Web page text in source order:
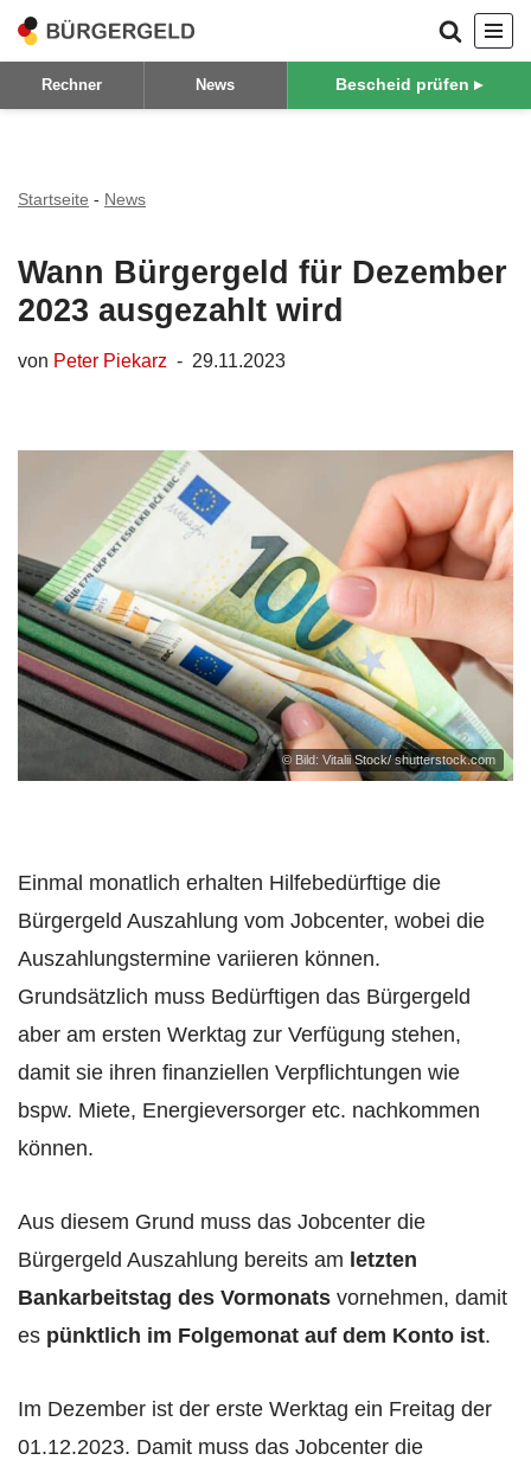
Zum
Inhalt
Rechner News Bescheid prüfen ▸
Startseite - News
Wann Bürgergeld für Dezember
2023 ausgezahlt wird
von Peter Piekarz 29.11.2023
© Bild: Vitalii Stock/ shutterstock.com
Einmal monatlich erhalten Hilfebedürftige die
Bürgergeld Auszahlung vom Jobcenter, wobei die
Auszahlungstermine variieren können.
Grundsätzlich muss Bedürftigen das Bürgergeld
aber am ersten Werktag zur Verfügung stehen,
damit sie ihren finanziellen Verpflichtungen wie
bspw. Miete, Energieversorger etc. nachkommen
können.
Aus diesem Grund muss das Jobcenter die
Bürgergeld Auszahlung bereits am letzten
Bankarbeitstag des Vormonats vornehmen, damit
es pünktlich im Folgemonat auf dem Konto ist.
Im Dezember ist der erste Werktag ein Freitag der
01.12.2023. Damit muss das Jobcenter die